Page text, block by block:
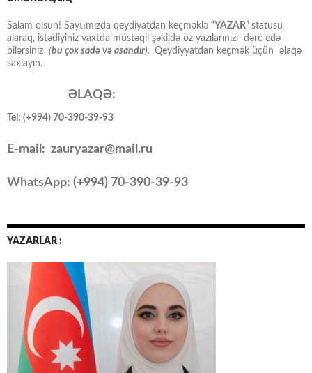
Salam olsun! Saytımızda qeydiyatdan keçməklə “YAZAR” statusu
alaraq, istədiyiniz vaxtda müstəqil şəkildə öz yazılarınızı dərc edə
bilərsiniz (bu çox sadə və asandır). Qeydiyyatdan keçmək üçün əlaqə
saxlayın.
ƏLAQƏ:
Tel: (+994) 70-390-39-93
E-mail: zauryazar@mail.ru
WhatsApp: (+994) 70-390-39-93
YAZARLAR :